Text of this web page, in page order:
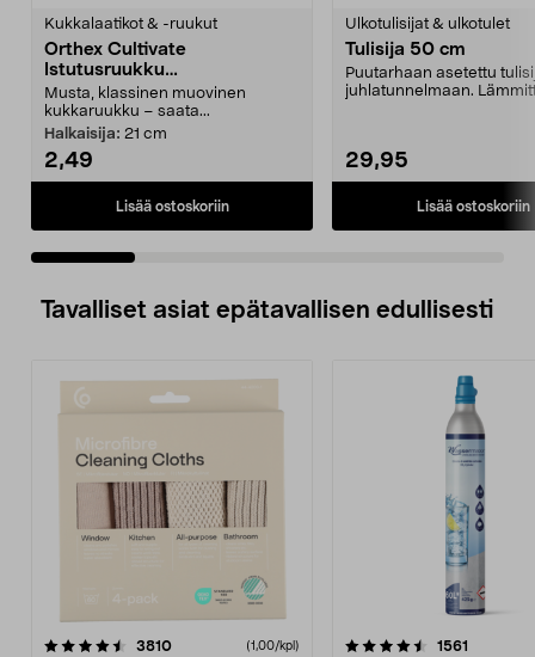
Kukkalaatikot & -ruukut
Orthex Cultivate
Istutusruukku
kierrätysmuovia, musta
Musta, klassinen muovinen
kukkaruukku – saata...
Halkaisija: 21 cm
2,49
Lisää ostoskoriin
Ulkotulisijat & ulkotulet
Tulisija 50 cm
Puutarhaan asetettu
juhlatunnelmaan.
29,95
Lisää ostoskoriin
Tavalliset asiat epätavallisen edullisesti
3810arvostelut (1,00/kpl)
4.5viidestä
1561
4.5viidestä